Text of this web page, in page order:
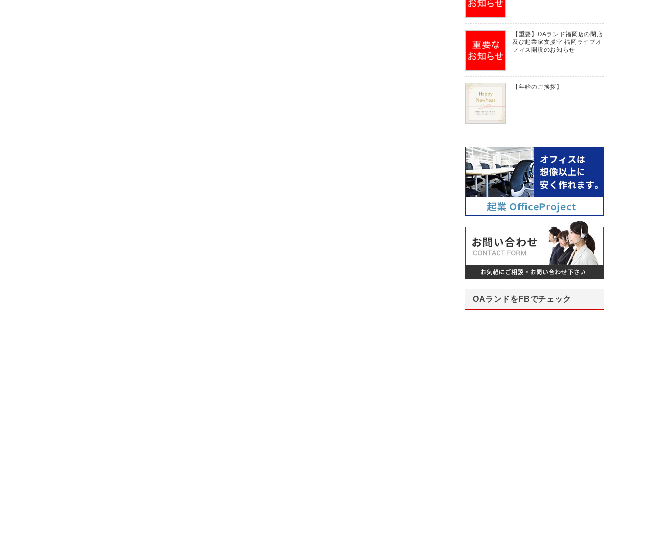
【重要】OAランド福岡店の閉店
及び起業家支援室 福岡ライブオ
フィス開設のお知らせ
【年始のご挨拶】
OAランドをFBでチェック